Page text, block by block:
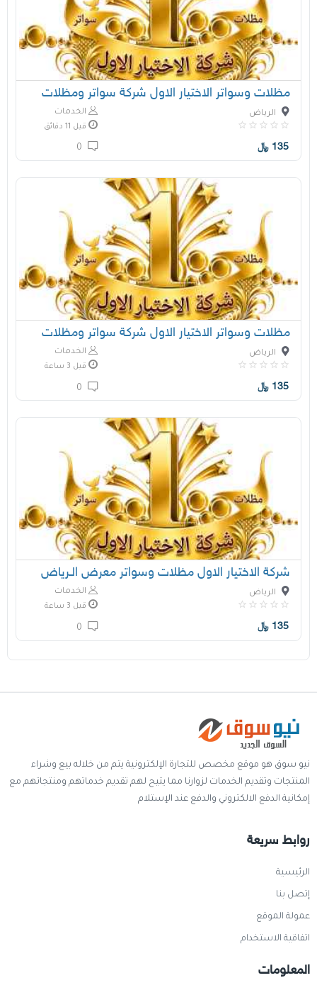
مظلات وسواتر الاختيار الاول شركة سواتر ومظلات
الخدمات الرياض
قبل 11 دقائق
135 ﷼
مظلات وسواتر الاختيار الاول شركة سواتر ومظلات
الخدمات الرياض
قبل 3 ساعة
135 ﷼
شركة الاختيار الاول مظلات وسواتر معرض الـرياض
الخدمات الرياض
قبل 3 ساعة
135 ﷼
نيو سوق هو موقع مخصص للتجارة الإلكترونية يتم من خلاله بيع وشراء
المنتجات وتقديم الخدمات لزوارنا مما يتيح لهم تقديم خدماتهم ومنتجاتهم مع
إمكانية الدفع الالكتروني والدفع عند الإستلام
روابط سريعة
الرئيسية
إتصل بنا
عمولة الموقع
اتفاقية الاستخدام
المعلومات